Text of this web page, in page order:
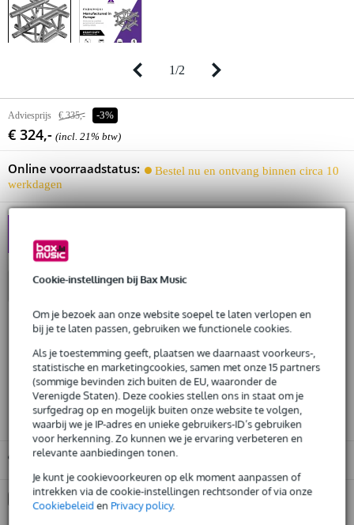
Cookie-instellingen bij Bax Music
Om je bezoek aan onze website soepel te laten verlopen en
bij je te laten passen, gebruiken we functionele cookies.
Als je toestemming geeft, plaatsen we daarnaast voorkeurs-,
statistische en marketingcookies, samen met onze 15 partners
(sommige bevinden zich buiten de EU, waaronder de
Verenigde Staten). Deze cookies stellen ons in staat om je
surfgedrag op en mogelijk buiten onze website te volgen,
waarbij we je IP-adres en unieke gebruikers-ID’s gebruiken
voor herkenning. Zo kunnen we je ervaring verbeteren en
relevante aanbiedingen tonen.
Je kunt je cookievoorkeuren op elk moment aanpassen of
intrekken via de cookie-instellingen rechtsonder of via onze
Cookiebeleiden Privacy policy.
1/2
Adviesprijs € 335,- -3%
€ 324,- (incl. 21% btw)
Online voorraadstatus:
Bestel nu en ontvang binnen circa 10
werkdagen
Truss, Scherp Geprijsd
In winkelwagen
30 dagen 'niet goed geld terug' garantie
3 jaar Bax Music garantie
Gratis ophalen in de winkel
Kies nu voor 2 jaar extra Bax Music garantie en meer
voordelen